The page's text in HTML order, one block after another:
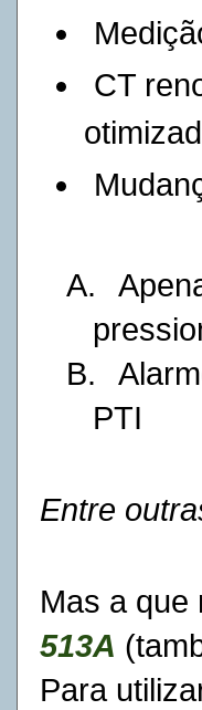
CT
A.
B.
PTI
Entre
Mas a que
513A
Para